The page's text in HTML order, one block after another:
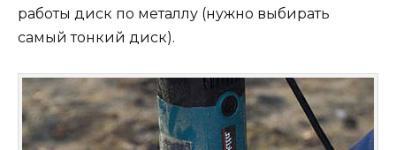
работы диск по металлу (нужно выбирать
самый тонкий диск).